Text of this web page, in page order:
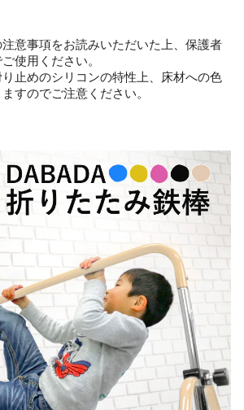
意事項をお読みいただいた上、保護者
使用ください。
止めのシリコンの特性上、床材への色
すのでご注意ください。